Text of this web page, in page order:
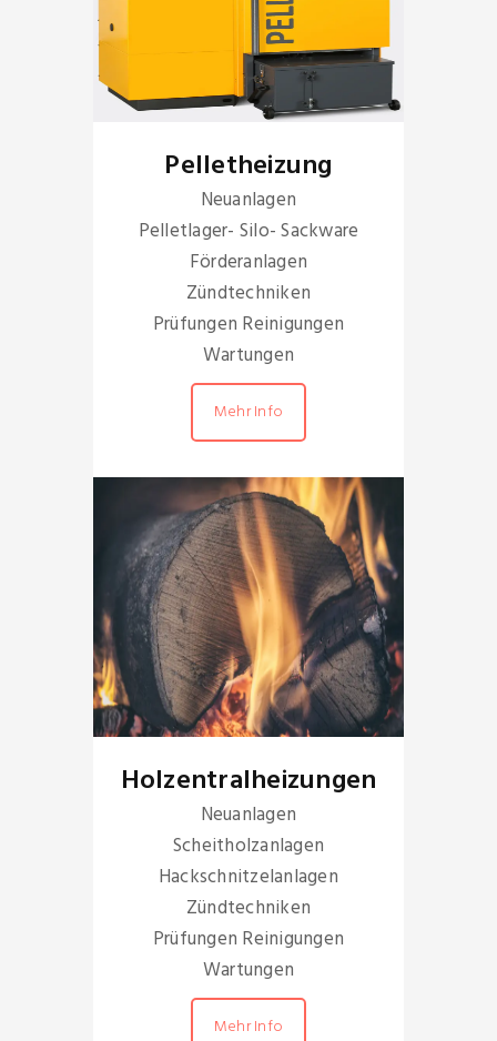
Pelletheizung
Neuanlagen
Pelletlager- Silo- Sackware
Förderanlagen
Zündtechniken
Prüfungen Reinigungen
Wartungen
Mehr Info
Holzentralheizungen
Neuanlagen
Scheitholzanlagen
Hackschnitzelanlagen
Zündtechniken
Prüfungen Reinigungen
Wartungen
Mehr Info